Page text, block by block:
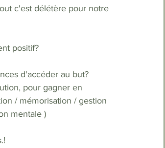
c'est délétère pour notre
positif?
d'accéder au but?
pour gagner en
/ mémorisation / gestion
mentale )